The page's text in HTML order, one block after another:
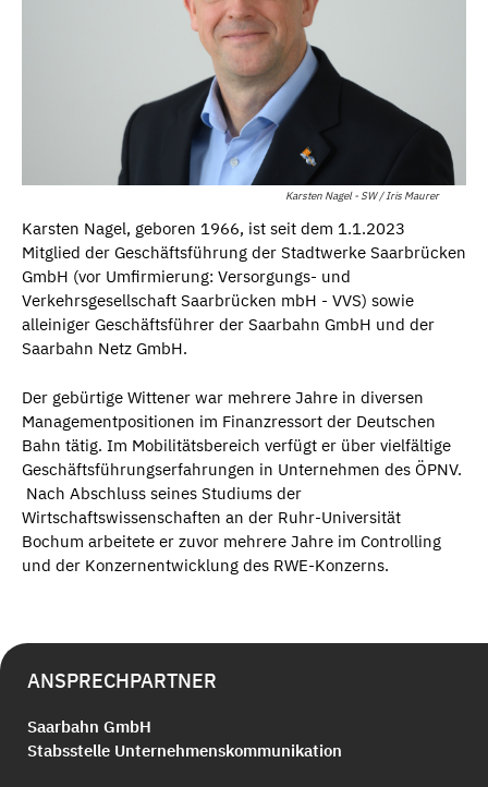
Karsten Nagel - SW / Iris Maurer
Karsten Nagel, geboren 1966, ist seit dem 1.1.2023
Mitglied der Geschäftsführung der Stadtwerke Saarbrücken
GmbH (vor Umfirmierung: Versorgungs- und
Verkehrsgesellschaft Saarbrücken mbH - VVS) sowie
alleiniger Geschäftsführer der Saarbahn GmbH und der
Saarbahn Netz GmbH.
Der gebürtige Wittener war mehrere Jahre in diversen
Managementpositionen im Finanzressort der Deutschen
Bahn tätig. Im Mobilitätsbereich verfügt er über vielfältige
Geschäftsführungserfahrungen in Unternehmen des ÖPNV.
Nach Abschluss seines Studiums der
Wirtschaftswissenschaften an der Ruhr-Universität
Bochum arbeitete er zuvor mehrere Jahre im Controlling
und der Konzernentwicklung des RWE-Konzerns.
ANSPRECHPARTNER
Saarbahn GmbH
Stabsstelle Unternehmenskommunikation